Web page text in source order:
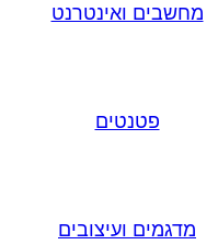
מחשבים ואינטרנט
פטנטים
מדגמים ועיצובים